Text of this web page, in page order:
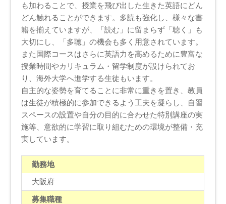
も加わることで、授業を飛び出した生きた英語にどん
どん触れることができます。多読も強化し、様々な書
籍を揃えていますが、「読む」に留まらず「聴く」も
大切にし、「多聴」の機会も多く用意されています。
また国際コースはさらに英語力を高めるために豊富な
授業時間やカリキュラム・留学制度が設けられてお
り、海外大学へ進学する生徒もいます。
自主的な姿勢を育てることに非常に重きを置き、教員
は生徒が積極的に参加できるよう工夫を凝らし、自習
スペースの設置や自分の目的に合わせた特別講座の実
施等、意欲的に学習に取り組むための環境が整備・充
実しています。
勤務地
大阪府
募集職種